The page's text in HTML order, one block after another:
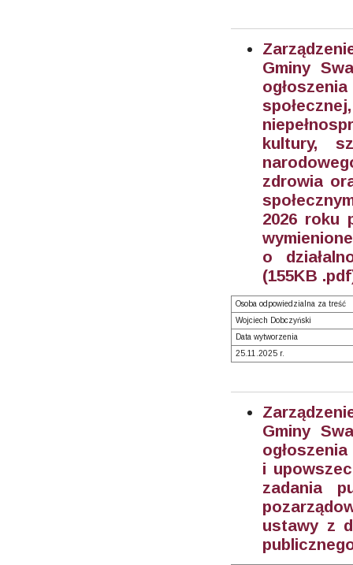
Gminy
kultury,
zdrowia
2026 roku
o
(155KB
Osoba odpowiedzialna za treść
Wojciech Dobczyński
Data wytworzenia
25.11.2025 r.
Gminy
i
zadania
ustawy z